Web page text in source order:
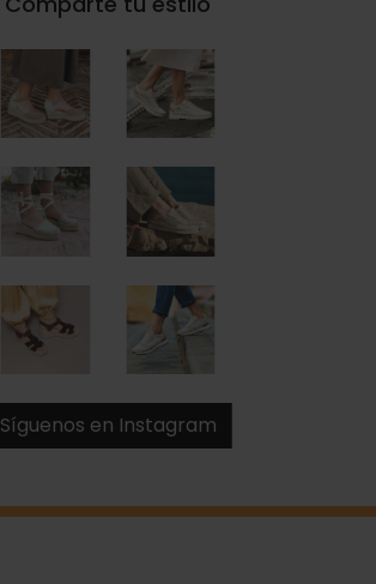
Síguenos en Instagram